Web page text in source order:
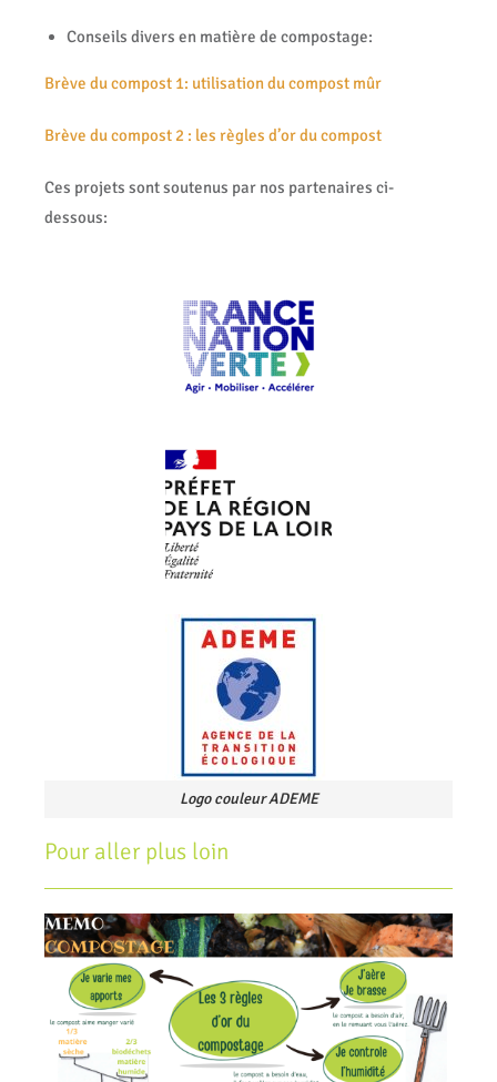
Conseils divers en matière de compostage:
Brève du compost 1: utilisation du compost mûr
Brève du compost 2 : les règles d’or du compost
Ces projets sont soutenus par nos partenaires ci-
dessous:
Logo couleur ADEME
Pour aller plus loin